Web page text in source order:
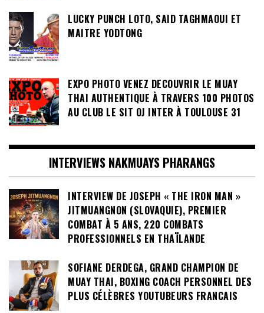
LUCKY PUNCH LOTO, SAID TAGHMAOUI ET
MAITRE YODTONG
EXPO PHOTO VENEZ DECOUVRIR LE MUAY
THAI AUTHENTIQUE À TRAVERS 100 PHOTOS
AU CLUB LE SIT OJ INTER À TOULOUSE 31
INTERVIEWS NAKMUAYS PHARANGS
INTERVIEW DE JOSEPH « THE IRON MAN »
JITMUANGNON (SLOVAQUIE), PREMIER
COMBAT À 5 ANS, 220 COMBATS
PROFESSIONNELS EN THAÏLANDE
SOFIANE DERDEGA, GRAND CHAMPION DE
MUAY THAI, BOXING COACH PERSONNEL DES
PLUS CÉLÈBRES YOUTUBEURS FRANCAIS